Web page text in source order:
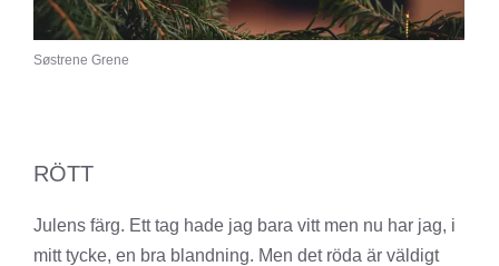
Søstrene Grene
RÖTT
Julens färg. Ett tag hade jag bara vitt men nu har jag, i
mitt tycke, en bra blandning. Men det röda är väldigt